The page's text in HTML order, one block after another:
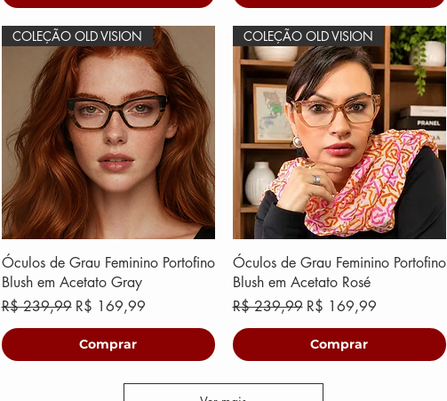
COLEÇÃO OLD VISION
Óculos de Grau Feminino Portofino
Blush em Acetato Gray
Preço normal
R$ 239,99 Preço promocional
R$ 169,99
Comprar
COLEÇÃO OLD VISION
Óculos de Grau Feminino Portofino
Blush em Acetato Rosé
Preço normal
R$ 239,99 Preço promocional
R$ 169,99
Comprar